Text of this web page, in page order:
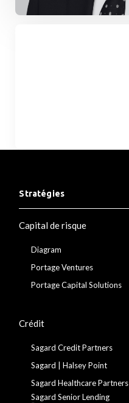
Stratégies
Capital de risque
Diagram
Portage Ventures
Portage Capital Solutions
Crédit
Sagard Credit Partners
Sagard | Halsey Point
Sagard Healthcare Partners
Sagard Senior Lending